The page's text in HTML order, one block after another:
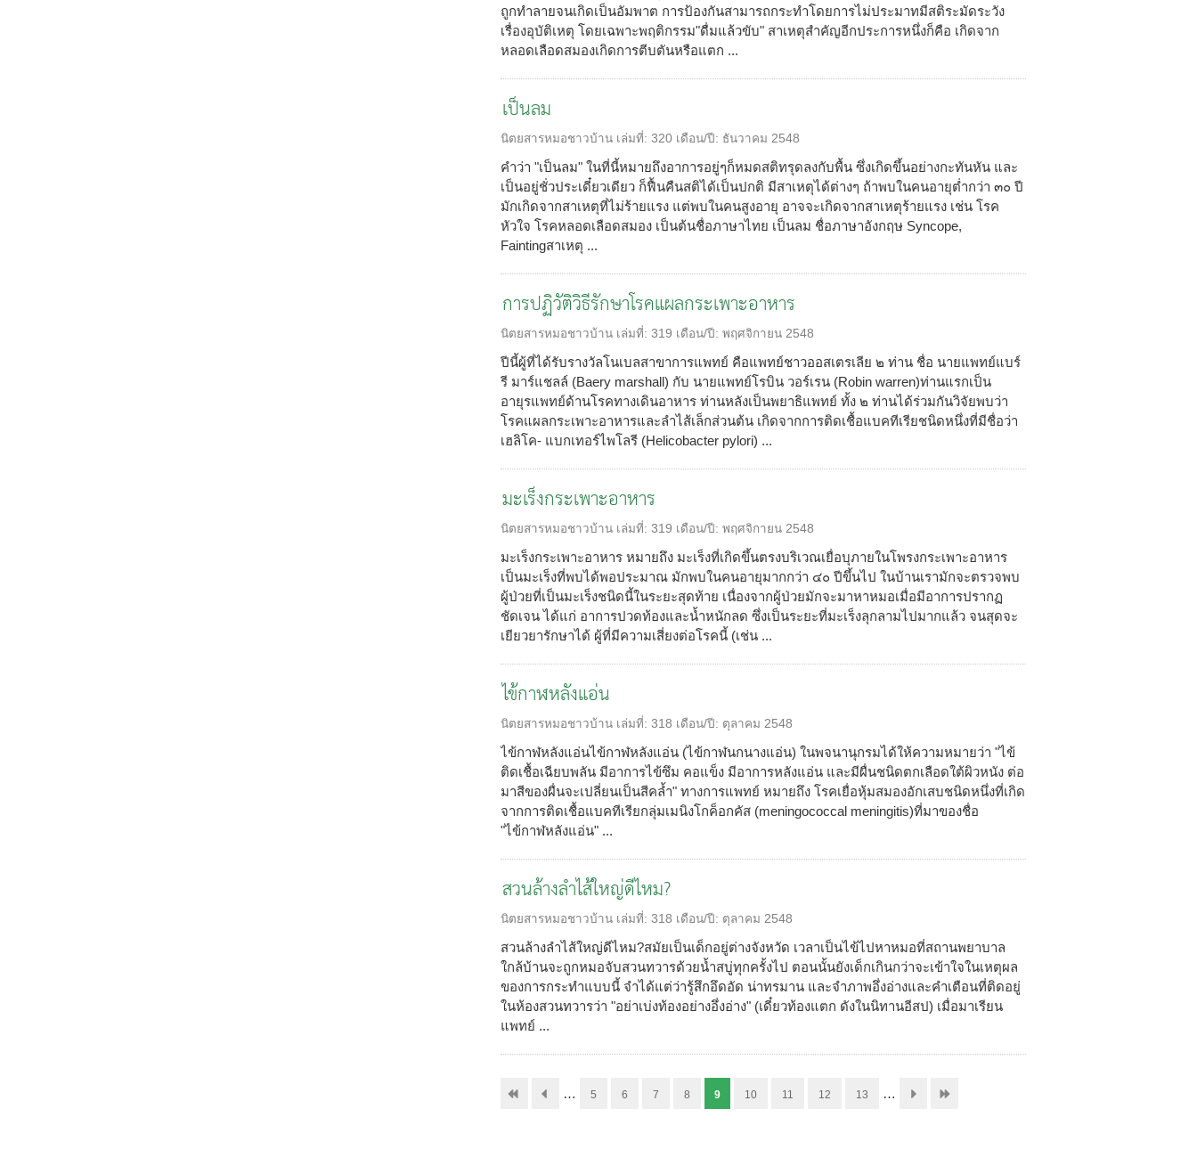
ถูกทำลายจนเกิดเป็นอัมพาต การป้องกันสามารถกระทำโดยการไม่ประมาทมีสติระมัดระวัง
เรื่องอุบัติเหตุ โดยเฉพาะพฤติกรรม"ดื่มแล้วขับ" สาเหตุสำคัญอีกประการหนึ่งก็คือ เกิดจาก
หลอดเลือดสมองเกิดการตีบตันหรือแตก ...
เป็นลม
นิตยสารหมอชาวบ้าน เล่มที่: 320 เดือน/ปี: ธันวาคม 2548
คำว่า "เป็นลม" ในที่นี้หมายถึงอาการอยู่ๆก็หมดสติทรุดลงกับพื้น ซึ่งเกิดขึ้นอย่างกะทันหัน และ
เป็นอยู่ชั่วประเดี๋ยวเดียว ก็ฟื้นคืนสติได้เป็นปกติ มีสาเหตุได้ต่างๆ ถ้าพบในคนอายุต่ำกว่า ๓๐ ปี
มักเกิดจากสาเหตุที่ไม่ร้ายแรง แต่พบในคนสูงอายุ อาจจะเกิดจากสาเหตุร้ายแรง เช่น โรค
หัวใจ โรคหลอดเลือดสมอง เป็นต้นชื่อภาษาไทย เป็นลม ชื่อภาษาอังกฤษ Syncope,
Faintingสาเหตุ ...
การปฏิวัติวิธีรักษาโรคแผลกระเพาะอาหาร
นิตยสารหมอชาวบ้าน เล่มที่: 319 เดือน/ปี: พฤศจิกายน 2548
ปีนี้ผู้ที่ได้รับรางวัลโนเบลสาขาการแพทย์ คือแพทย์ชาวออสเตรเลีย ๒ ท่าน ชื่อ นายแพทย์แบร์
รี มาร์แชลล์ (Baery marshall) กับ นายแพทย์โรบิน วอร์เรน (Robin warren)ท่านแรกเป็น
อายุรแพทย์ด้านโรคทางเดินอาหาร ท่านหลังเป็นพยาธิแพทย์ ทั้ง ๒ ท่านได้ร่วมกันวิจัยพบว่า
โรคแผลกระเพาะอาหารและลำไส้เล็กส่วนต้น เกิดจากการติดเชื้อแบคทีเรียชนิดหนึ่งที่มีชื่อว่า
เฮลิโค- แบกเทอร์ไพโลรี (Helicobacter pylori) ...
มะเร็งกระเพาะอาหาร
นิตยสารหมอชาวบ้าน เล่มที่: 319 เดือน/ปี: พฤศจิกายน 2548
มะเร็งกระเพาะอาหาร หมายถึง มะเร็งที่เกิดขึ้นตรงบริเวณเยื่อบุภายในโพรงกระเพาะอาหาร
เป็นมะเร็งที่พบได้พอประมาณ มักพบในคนอายุมากกว่า ๔๐ ปีขึ้นไป ในบ้านเรามักจะตรวจพบ
ผู้ป่วยที่เป็นมะเร็งชนิดนี้ในระยะสุดท้าย เนื่องจากผู้ป่วยมักจะมาหาหมอเมื่อมีอาการปรากฏ
ชัดเจน ได้แก่ อาการปวดท้องและน้ำหนักลด ซึ่งเป็นระยะที่มะเร็งลุกลามไปมากแล้ว จนสุดจะ
เยียวยารักษาได้ ผู้ที่มีความเสี่ยงต่อโรคนี้ (เช่น ...
ไข้กาฬหลังแอ่น
นิตยสารหมอชาวบ้าน เล่มที่: 318 เดือน/ปี: ตุลาคม 2548
ไข้กาฬหลังแอ่นไข้กาฬหลังแอ่น (ไข้กาฬนกนางแอ่น) ในพจนานุกรมได้ให้ความหมายว่า "ไข้
ติดเชื้อเฉียบพลัน มีอาการไข้ซึม คอแข็ง มีอาการหลังแอ่น และมีผื่นชนิดตกเลือดใต้ผิวหนัง ต่อ
มาสีของผื่นจะเปลี่ยนเป็นสีคล้ำ" ทางการแพทย์ หมายถึง โรคเยื่อหุ้มสมองอักเสบชนิดหนึ่งที่เกิด
จากการติดเชื้อแบคทีเรียกลุ่มเมนิงโกค็อกคัส (meningococcal meningitis)ที่มาของชื่อ
"ไข้กาฬหลังแอ่น" ...
สวนล้างลำไส้ใหญ่ดีไหม?
นิตยสารหมอชาวบ้าน เล่มที่: 318 เดือน/ปี: ตุลาคม 2548
สวนล้างลำไส้ใหญ่ดีไหม?สมัยเป็นเด็กอยู่ต่างจังหวัด เวลาเป็นไข้ไปหาหมอที่สถานพยาบาล
ใกล้บ้านจะถูกหมอจับสวนทวารด้วยน้ำสบู่ทุกครั้งไป ตอนนั้นยังเด็กเกินกว่าจะเข้าใจในเหตุผล
ของการกระทำแบบนี้ จำได้แต่ว่ารู้สึกอึดอัด น่าทรมาน และจำภาพอึ่งอ่างและคำเตือนที่ติดอยู่
ในห้องสวนทวารว่า "อย่าเบ่งท้องอย่างอึ่งอ่าง" (เดี๋ยวท้องแตก ดังในนิทานอีสป) เมื่อมาเรียน
แพทย์ ...
… 5 6 7 8 9 10 11 12 13 …